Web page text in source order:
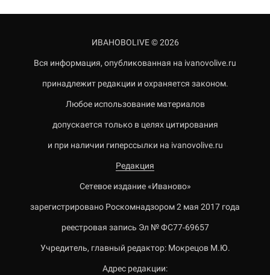
ИВАНОВОLIVE © 2026
Вся информация, опубликованная на ivanovolive.ru
принадлежит редакции и охраняется законом.
Любое использование материалов
допускается только в целях цитирования
и при наличии гиперссылки на ivanovolive.ru
Редакция
Сетевое издание «Иваново»
зарегистрировано Роскомнадзором 2 мая 2017 года
реестровая запись Эл № ФС77-69657
Учредитель, главный редактор: Мокрецов М.Ю.
Адрес редакции: